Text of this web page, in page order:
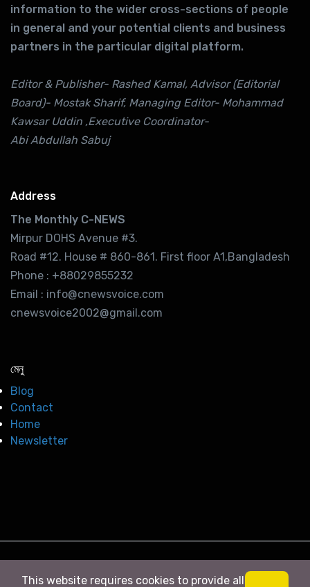
information to the wider cross-sections of people
in general and your potential clients and business
partners in the particular digital platform.
Editor & Publisher- Rashed Kamal, Advisor (Editorial
Board)- Mostak Sharif, Managing Editor- Mohammad
Kawsar Uddin ,Executive Coordinator-
Abi Abdullah Sabuj
Address
The Monthly C-NEWS
Mirpur DOHS Avenue #3.
Road #12. House # 860-861. First floor A1,Bangladesh
Phone : +88029855232
Email : info@cnewsvoice.com
cnewsvoice2002@gmail.com
মেনু
Blog
Contact
Home
Newsletter
This website requires cookies to provide all